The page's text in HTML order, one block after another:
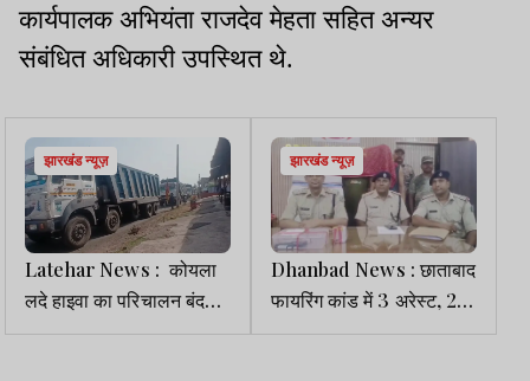
कार्यपालक अभियंता राजदेव मेहता सहित अन्यर
संबंधित अधिकारी उपस्थित थे.
झारखंड न्यूज़
Latehar News : कोयला
लदे हाइवा का परिचालन बंद
करने को लेकर ग्रामीणों का
झारखंड न्यूज़
Dhanbad News : छाताबाद
फायरिंग कांड में 3 अरेस्ट, 22
नामजद समेत 10 अज्ञात पर